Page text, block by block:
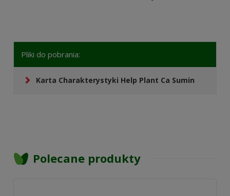
Pliki do pobrania:
Karta Charakterystyki Help Plant Ca Sumin
Polecane produkty